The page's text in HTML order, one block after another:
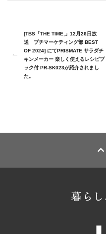
[TBS「THE TIME,」12月26日放
送 プチマーケティング部 BEST
OF 2024] にてPRISMATE サラダチ
キンメーカー 楽しく使えるレシピブ
ック付 PR-SK023が紹介されまし
た。